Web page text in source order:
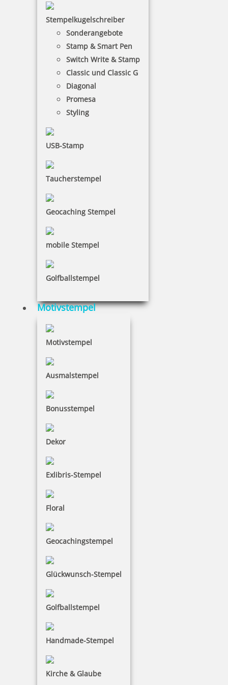
Stempelkugelschreiber
Sonderangebote
Stamp & Smart Pen
Switch Write & Stamp
Classic und Classic G
Diagonal
Promesa
Styling
USB-Stamp
Taucherstempel
Geocaching Stempel
mobile Stempel
Golfballstempel
Motivstempel
Motivstempel
Ausmalstempel
Bonusstempel
Dekor
Exlibris-Stempel
Floral
Geocachingstempel
Glückwunsch-Stempel
Golfballstempel
Handmade-Stempel
Kirche & Glaube